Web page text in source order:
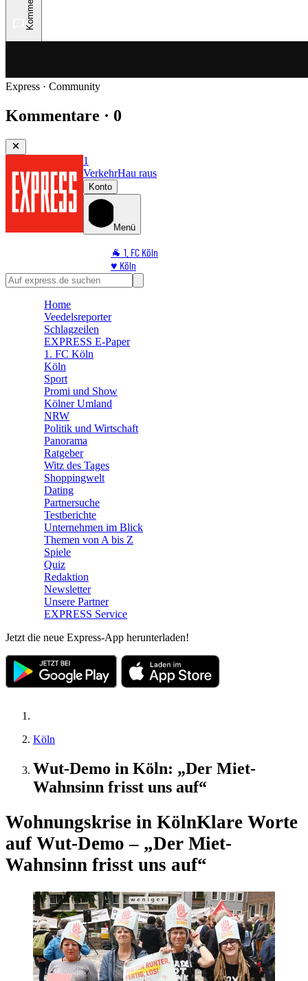
Express · Community
Kommentare · 0
1
VerkehrHau raus
Konto
Menü
🐐 1. FC Köln
♥️ Köln
⭐ Promi
🛒 Shoppingwelt
Home
Veedelsreporter
Schlagzeilen
EXPRESS E-Paper
1. FC Köln
Köln
Sport
Promi und Show
Kölner Umland
NRW
Politik und Wirtschaft
Panorama
Ratgeber
Witz des Tages
Shoppingwelt
Dating
Partnersuche
Testberichte
Unternehmen im Blick
Themen von A bis Z
Spiele
Quiz
Redaktion
Newsletter
Unsere Partner
EXPRESS Service
Jetzt die neue Express-App herunterladen!
Köln
Wut-Demo in Köln: „Der Miet-
Wahnsinn frisst uns auf“
Wohnungskrise in KölnKlare Worte
auf Wut-Demo – „Der Miet-
Wahnsinn frisst uns auf“